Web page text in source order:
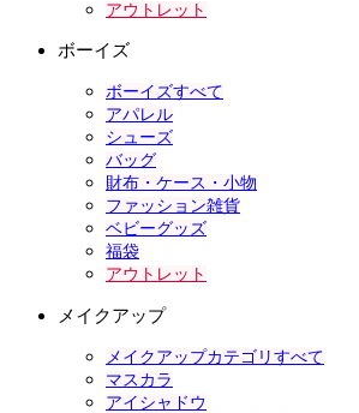
アウトレット
ボーイズ
ボーイズすべて
アパレル
シューズ
バッグ
財布・ケース・小物
ファッション雑貨
ベビーグッズ
福袋
アウトレット
メイクアップ
メイクアップカテゴリすべて
マスカラ
アイシャドウ